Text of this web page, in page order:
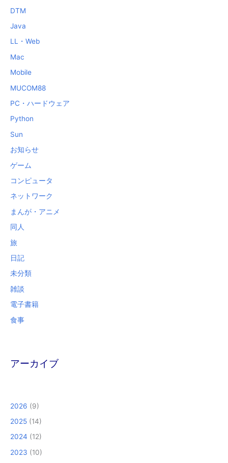
DTM
Java
LL・Web
Mac
Mobile
MUCOM88
PC・ハードウェア
Python
Sun
お知らせ
ゲーム
コンピュータ
ネットワーク
まんが・アニメ
同人
旅
日記
未分類
雑談
電子書籍
食事
アーカイブ
2026 (9)
2025 (14)
2024 (12)
2023 (10)